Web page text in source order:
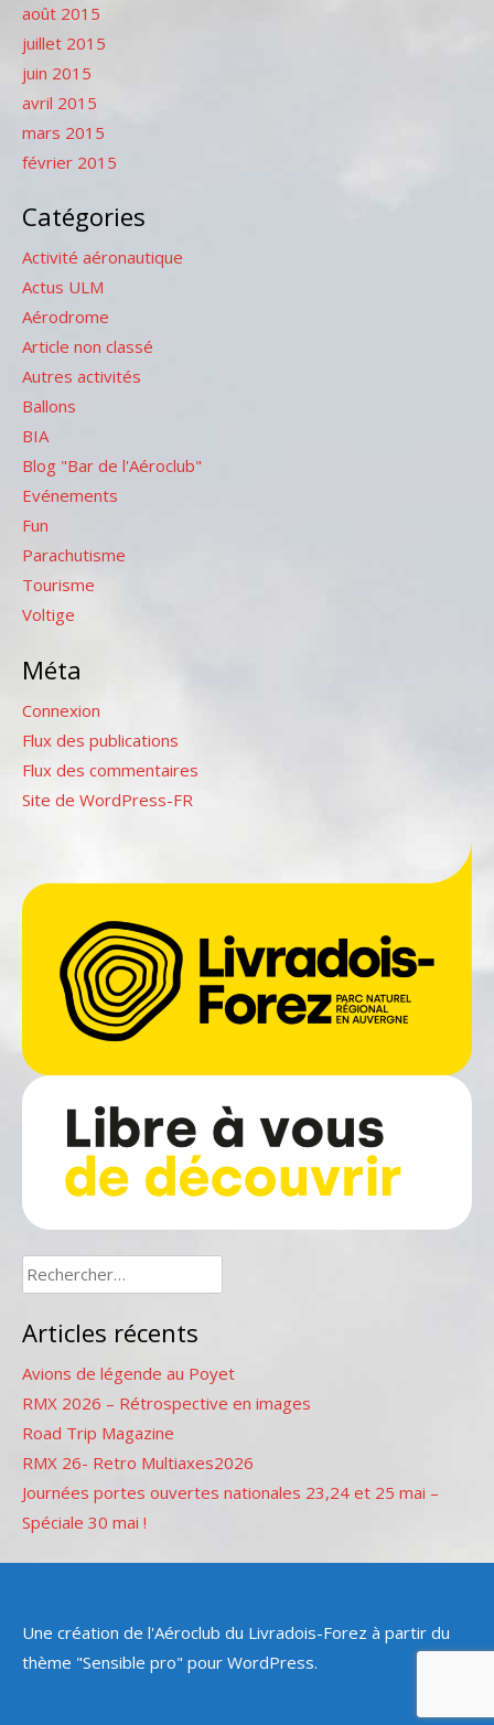
août 2015
juillet 2015
juin 2015
avril 2015
mars 2015
février 2015
Catégories
Activité aéronautique
Actus ULM
Aérodrome
Article non classé
Autres activités
Ballons
BIA
Blog "Bar de l'Aéroclub"
Evénements
Fun
Parachutisme
Tourisme
Voltige
Méta
Connexion
Flux des publications
Flux des commentaires
Site de WordPress-FR
Rechercher :
Articles récents
Avions de légende au Poyet
RMX 2026 – Rétrospective en images
Road Trip Magazine
RMX 26- Retro Multiaxes2026
Journées portes ouvertes nationales 23,24 et 25 mai –
Spéciale 30 mai !
Une création de l'Aéroclub du Livradois-Forez à partir du
thème "Sensible pro" pour WordPress.